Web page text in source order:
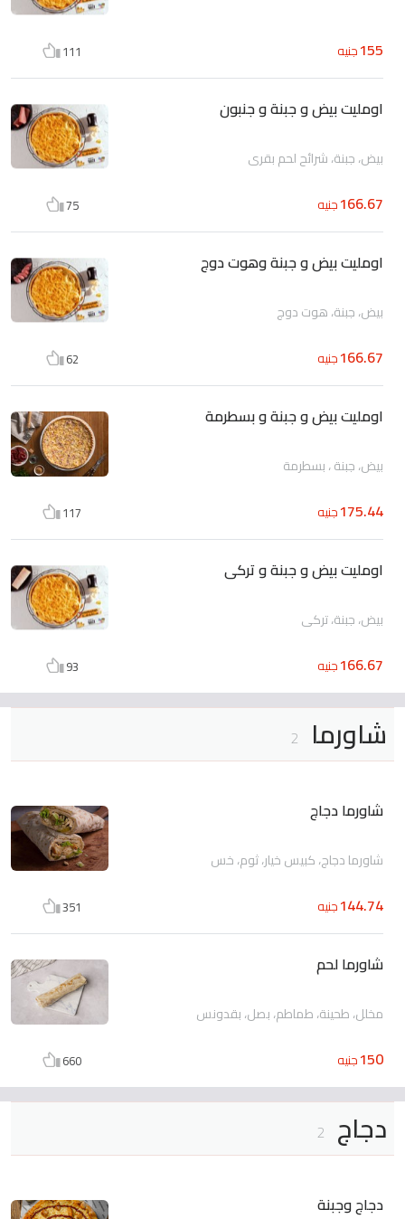
155جنيه 111
اومليت بيض و جبنة و جنبون
بيض، جبنة، شرائح لحم بقرى
166.67جنيه 75
اومليت بيض و جبنة وهوت دوج
بيض، جبنة، هوت دوج
166.67جنيه 62
اومليت بيض و جبنة و بسطرمة
بيض، جبنة ، بسطرمة
175.44جنيه 117
اومليت بيض و جبنة و تركى
بيض، جبنة، تركى
166.67جنيه 93
شاورما 2
شاورما دجاج
شاورما دجاج، كبيس خيار، ثوم، خس
144.74جنيه 351
شاورما لحم
مخلل، طحينة، طماطم، بصل، بقدونس
150جنيه 660
دجاج 2
دجاج وجبنة